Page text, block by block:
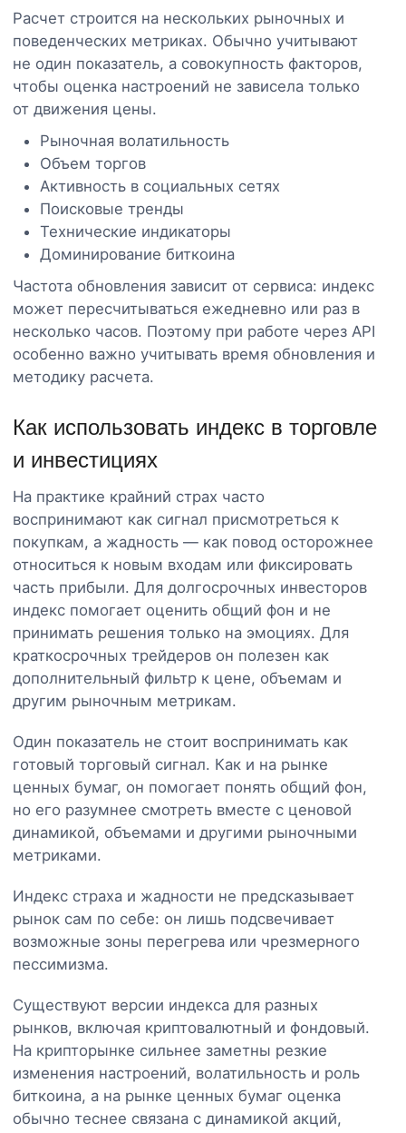
Расчет строится на нескольких рыночных и
поведенческих метриках. Обычно учитывают
не один показатель, а совокупность факторов,
чтобы оценка настроений не зависела только
от движения цены.
Рыночная волатильность
Объем торгов
Активность в социальных сетях
Поисковые тренды
Технические индикаторы
Доминирование биткоина
Частота обновления зависит от сервиса: индекс
может пересчитываться ежедневно или раз в
несколько часов. Поэтому при работе через API
особенно важно учитывать время обновления и
методику расчета.
Как использовать индекс в торговле
и инвестициях
На практике крайний страх часто
воспринимают как сигнал присмотреться к
покупкам, а жадность — как повод осторожнее
относиться к новым входам или фиксировать
часть прибыли. Для долгосрочных инвесторов
индекс помогает оценить общий фон и не
принимать решения только на эмоциях. Для
краткосрочных трейдеров он полезен как
дополнительный фильтр к цене, объемам и
другим рыночным метрикам.
Один показатель не стоит воспринимать как
готовый торговый сигнал. Как и на рынке
ценных бумаг, он помогает понять общий фон,
но его разумнее смотреть вместе с ценовой
динамикой, объемами и другими рыночными
метриками.
Индекс страха и жадности не предсказывает
рынок сам по себе: он лишь подсвечивает
возможные зоны перегрева или чрезмерного
пессимизма.
Существуют версии индекса для разных
рынков, включая криптовалютный и фондовый.
На крипторынке сильнее заметны резкие
изменения настроений, волатильность и роль
биткоина, а на рынке ценных бумаг оценка
обычно теснее связана с динамикой акций,